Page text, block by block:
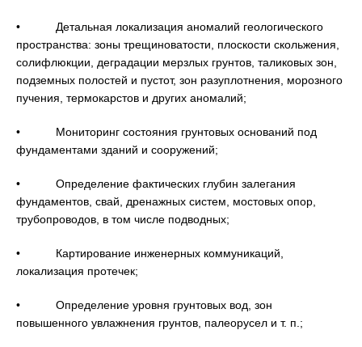
• Детальная локализация аномалий геологического
пространства: зоны трещиноватости, плоскости скольжения,
солифлюкции, деградации мерзлых грунтов, таликовых зон,
подземных полостей и пустот, зон разуплотнения, морозного
пучения, термокарстов и других аномалий;
• Мониторинг состояния грунтовых оснований под
фундаментами зданий и сооружений;
• Определение фактических глубин залегания
фундаментов, свай, дренажных систем, мостовых опор,
трубопроводов, в том числе подводных;
• Картирование инженерных коммуникаций,
локализация протечек;
• Определение уровня грунтовых вод, зон
повышенного увлажнения грунтов, палеорусел и т. п.;